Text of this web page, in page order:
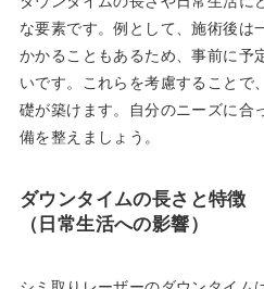
な要素です。例として、施術後は
かかることもあるため、事前に予
いです。これらを考慮することで
礎が築けます。自分のニーズに合
備を整えましょう。
ダウンタイムの長さと特徴
（日常生活への影響）